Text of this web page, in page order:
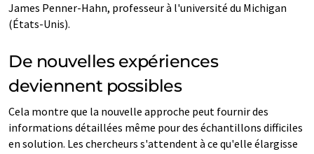
James Penner-Hahn, professeur à l'université du Michigan
(États-Unis).
De nouvelles expériences
deviennent possibles
Cela montre que la nouvelle approche peut fournir des
informations détaillées même pour des échantillons difficiles
en solution. Les chercheurs s'attendent à ce qu'elle élargisse